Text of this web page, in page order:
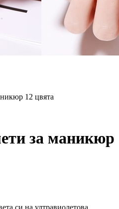
12 цвята
за маникюр
си на ултравиолетова